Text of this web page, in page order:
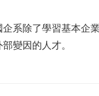
系除了學習基本企
變因的人才。